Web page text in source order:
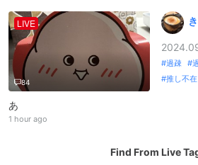
LIVE
84
あ
1 hour ago
過疎
推し不在
Find From Live